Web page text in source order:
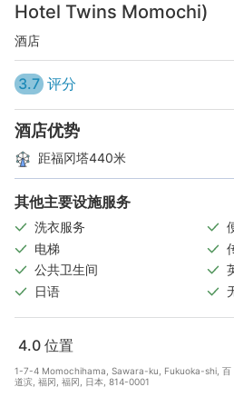
Hotel Twins Momochi)
酒店
3.7 评分
酒店优势
距福冈塔440米
其他主要设施服务
洗衣服务
电梯
公共卫生间
日语
4.0 位置
1-7-4 Momochihama, Sawara-ku, Fukuoka-shi, 百
道滨, 福冈, 福冈, 日本, 814-0001